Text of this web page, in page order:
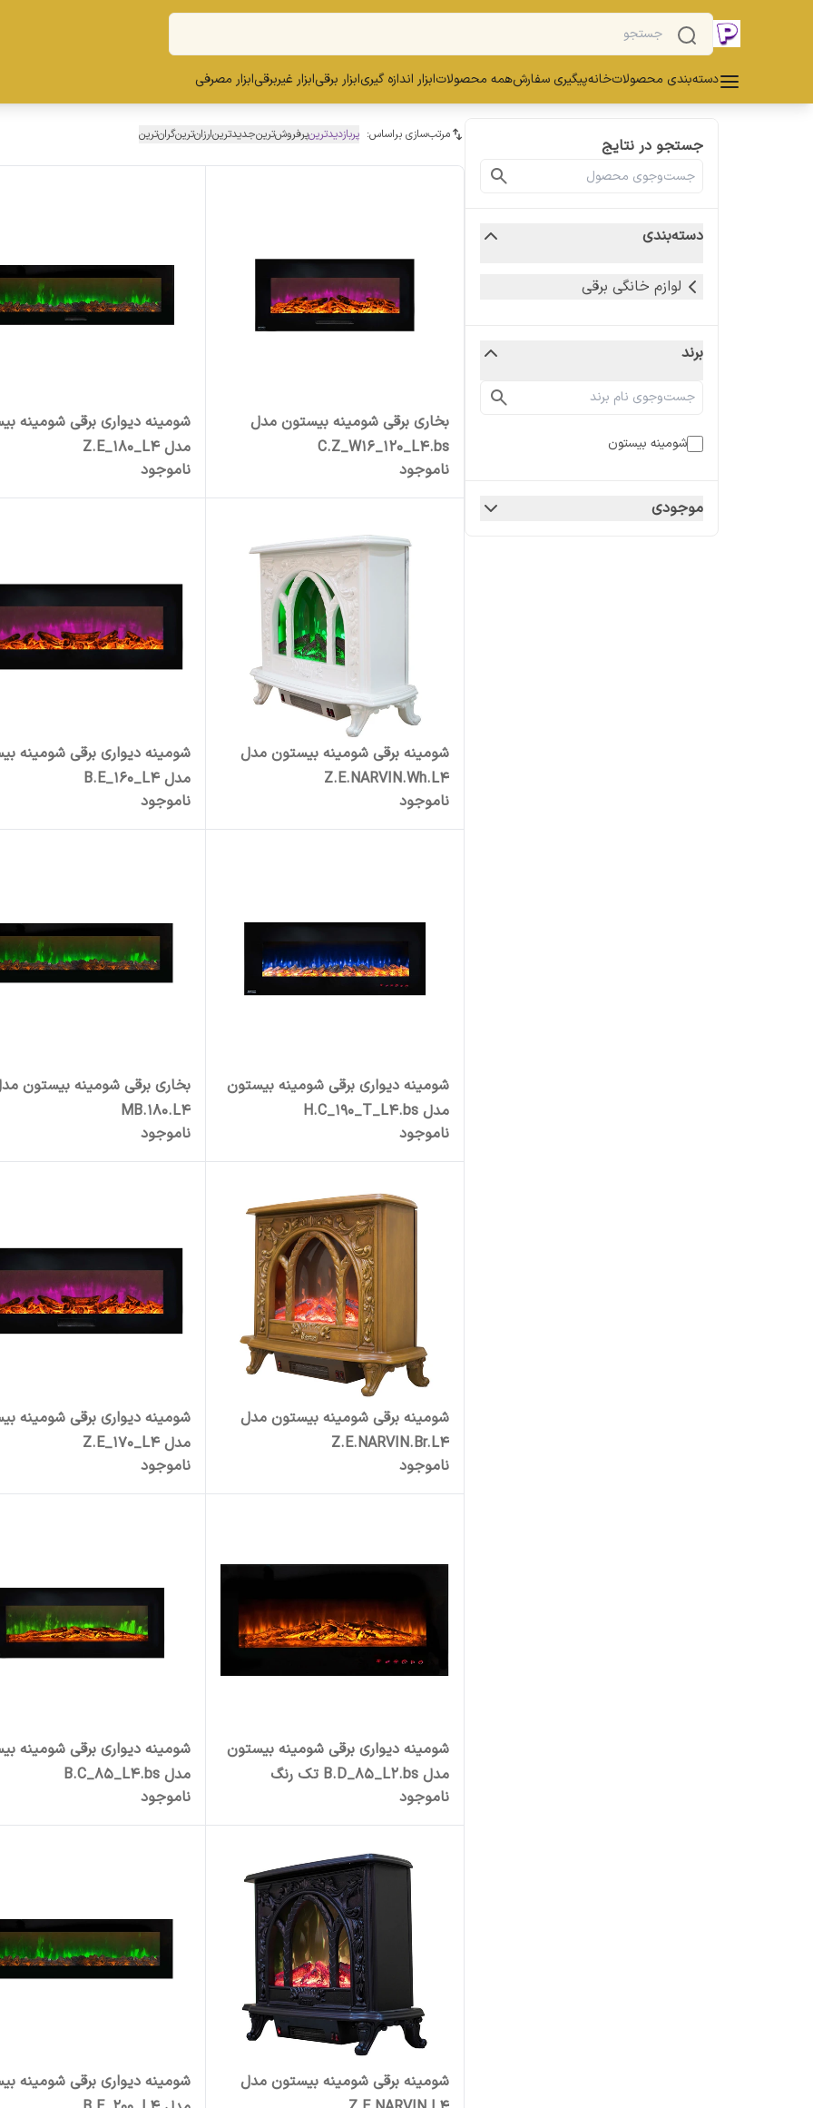
دسته‌بندی محصولاتخانهپیگیری سفارشهمه محصولاتابزار اندازه گیریابزار برقیابزار غیربرقیابزار مصرفی
جستجو در نتایج
دسته‌بندی
لوازم خانگی برقی
برند
شومینه بیستون
موجودی
مرتب‌سازی براساس: پربازدیدترینپرفروش‌ترینجدیدترینارزان‌ترینگران‌ترین
بخاری برقی شومینه بیستون مدل
C.Z_W16_120_L4.bs
ناموجود
شومینه دیواری برقی شومینه
مدل Z.E_180_L4
ناموجود
شومینه برقی شومینه بیستون مدل
Z.E.NARVIN.Wh.L4
ناموجود
شومینه دیواری برقی شومینه
مدل B.E_160_L4
ناموجود
شومینه دیواری برقی شومینه بیستون
مدل H.C_190_T_L4.bs
ناموجود
بخاری برقی شومینه بیستون
MB.180.L4
ناموجود
شومینه برقی شومینه بیستون مدل
Z.E.NARVIN.Br.L4
ناموجود
شومینه دیواری برقی شومینه
مدل Z.E_170_L4
ناموجود
شومینه دیواری برقی شومینه بیستون
مدل B.D_85_L2.bs تک رنگ
ناموجود
شومینه دیواری برقی شومینه
مدل B.C_85_L4.bs
ناموجود
شومینه برقی شومینه بیستون مدل
شومینه دیواری برقی شومینه